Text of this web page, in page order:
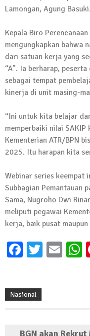
Lamongan, Agung Basuki.
Kepala Biro
mengungkapkan bahwa
dari satuan kerja yang
“A”. Ia berharap,
sebagai tempat
kinerja di unit masing-
“Ini untuk kita belajar
memperbaiki nilai
Kementerian ATR/BPN
2025. Itu harapan kita
Webinar series keempat
Subbagian Pemantauan
Sama, Nugroho Dwi
meliputi pegawai
kerja, baik pusat
Facebook
Twitter
Nasional
BGN akan